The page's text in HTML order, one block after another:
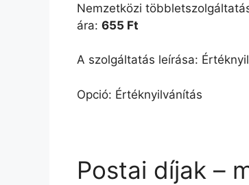
Nemzetközi
ára: 655 Ft
A szolgáltatás leírása:
Opció: Értéknyilvánítás
Postai díjak –